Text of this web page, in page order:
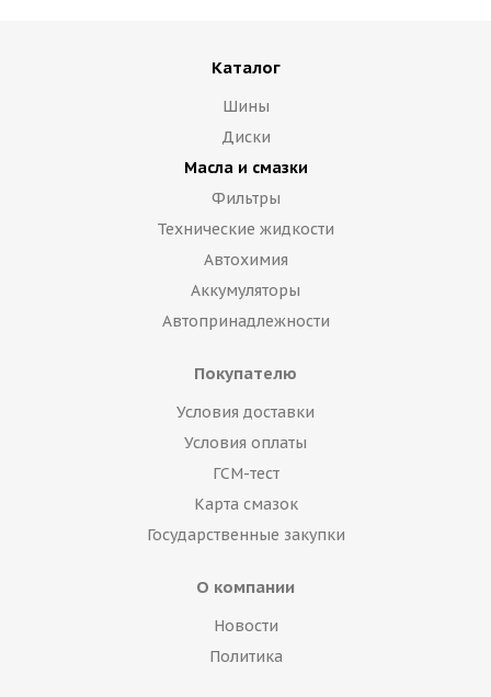
Каталог
Шины
Диски
Масла и смазки
Фильтры
Технические жидкости
Автохимия
Аккумуляторы
Автопринадлежности
Покупателю
Условия доставки
Условия оплаты
ГСМ-тест
Карта смазок
Государственные закупки
О компании
Новости
Политика